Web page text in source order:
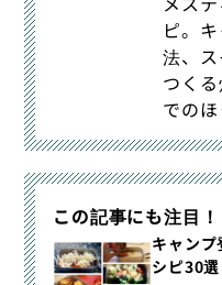
ピ。
法、
つく
での
介。
ンの
この記事にも注目！
キャン
シピ30選